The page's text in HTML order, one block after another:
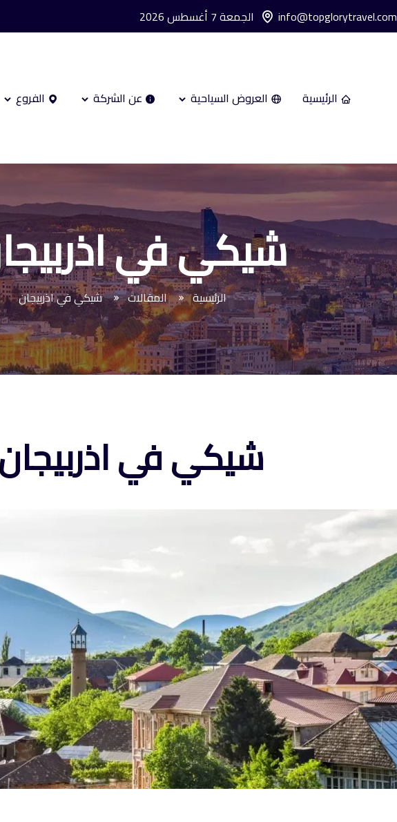
info@topglorytravel.com الجمعة 7 أغسطس 2026
الرئيسية العروض السياحية عن الشركة الفروع
شيكي في
الرئيسية المقالات شيكي في اذربيجان
شيكي في اذربيجان